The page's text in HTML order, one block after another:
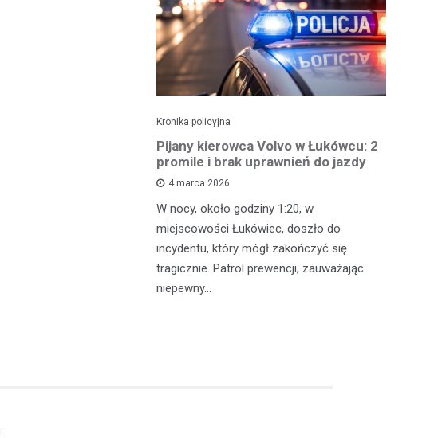
Kronika policyjna
Pijany kierowca Volvo w Łukówcu: 2
promile i brak uprawnień do jazdy
4 marca 2026
W nocy, około godziny 1:20, w
miejscowości Łukówiec, doszło do
incydentu, który mógł zakończyć się
tragicznie. Patrol prewencji, zauważając
niepewny…